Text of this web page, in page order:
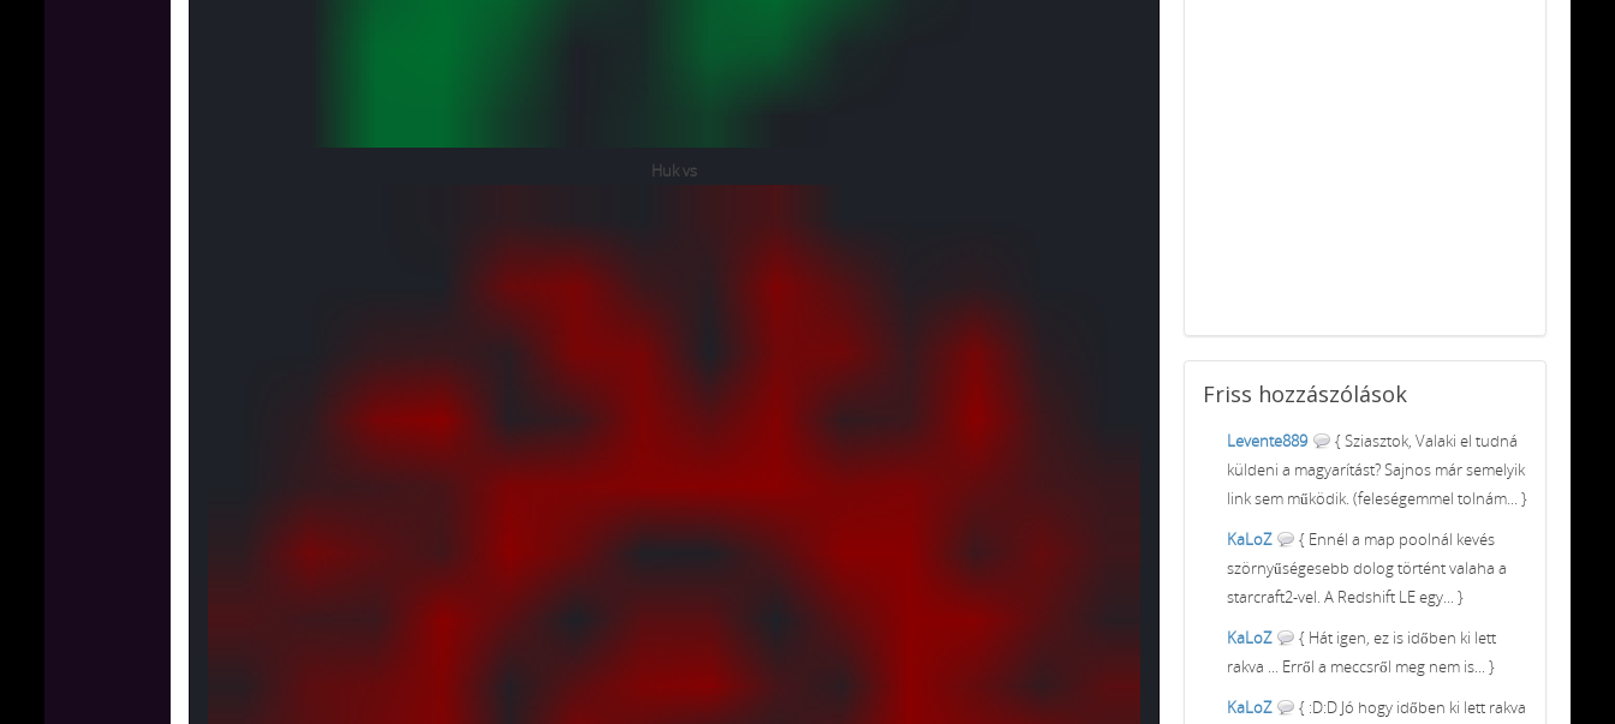
Huk vs
Friss hozzászólások
Levente889
{ Sziasztok, Valaki el tudná
küldeni a magyarítást? Sajnos már semelyik
link sem működik. (feleségemmel tolnám... }
KaLoZ
{ Ennél a map poolnál kevés
szörnyűségesebb dolog történt valaha a
starcraft2-vel. A Redshift LE egy... }
KaLoZ
{ Hát igen, ez is időben ki lett
rakva ... Erről a meccsről meg nem is... }
KaLoZ
{ :D:D Jó hogy időben ki lett rakva